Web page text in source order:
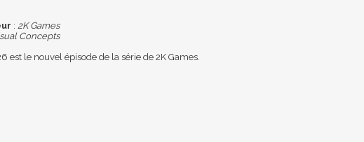
: 2K Games
Concepts
est le nouvel épisode de la série de 2K Games.